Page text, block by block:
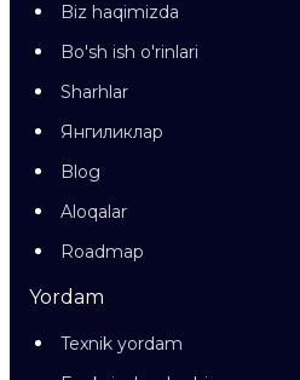
Biz haqimizda
Bo'sh ish o'rinlari
Sharhlar
Янгиликлар
Blog
Aloqalar
Roadmap
Yordam
Texnik yordam